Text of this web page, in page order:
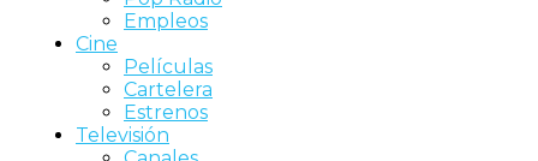
Empleos
Cine
Películas
Cartelera
Estrenos
Televisión